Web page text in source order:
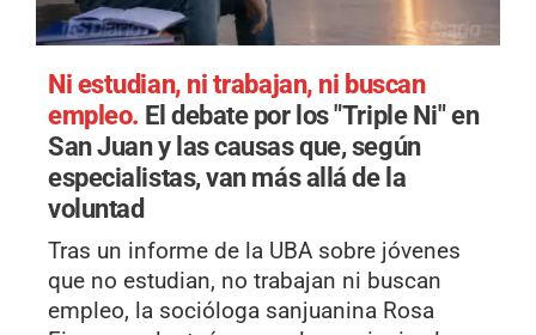
Ni estudian, ni trabajan, ni buscan
empleo. El debate por los "Triple Ni" en
San Juan y las causas que, según
especialistas, van más allá de la
voluntad
Tras un informe de la UBA sobre jóvenes
que no estudian, no trabajan ni buscan
empleo, la socióloga sanjuanina Rosa